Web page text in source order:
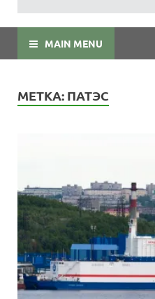
MAIN MENU
МЕТКА: ПАТЭС